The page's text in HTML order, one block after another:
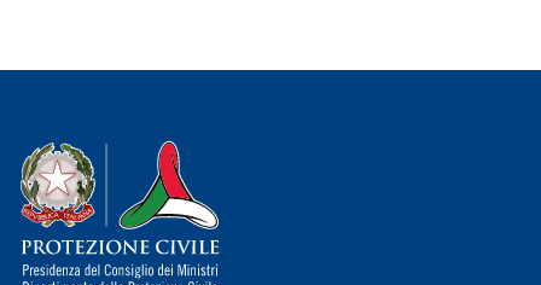
Dipartimento della Protezione Civile